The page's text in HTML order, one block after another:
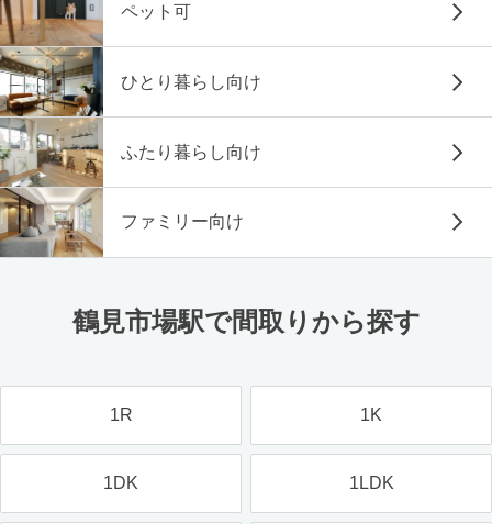
ペット可
ひとり暮らし向け
ふたり暮らし向け
ファミリー向け
鶴見市場駅で間取りから探す
1R 1K
1DK 1LDK